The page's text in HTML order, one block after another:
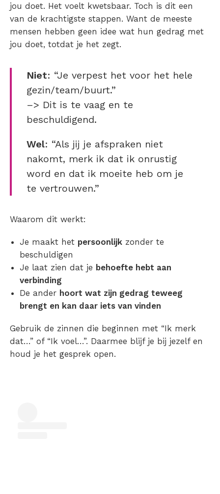
jou doet. Het voelt kwetsbaar. Toch is dit een
van de krachtigste stappen. Want de meeste
mensen hebben geen idee wat hun gedrag met
jou doet, totdat je het zegt.
Niet: “Je verpest het voor het hele
gezin/team/buurt.”
–> Dit is te vaag en te
beschuldigend.
Wel: “Als jij je afspraken niet
nakomt, merk ik dat ik onrustig
word en dat ik moeite heb om je
te vertrouwen.”
Waarom dit werkt:
Je maakt het persoonlijk zonder te
beschuldigen
Je laat zien dat je behoefte hebt aan
verbinding
De ander hoort wat zijn gedrag teweeg
brengt en kan daar iets van vinden
Gebruik de zinnen die beginnen met “Ik merk
dat…” of “Ik voel…”. Daarmee blijf je bij jezelf en
houd je het gesprek open.